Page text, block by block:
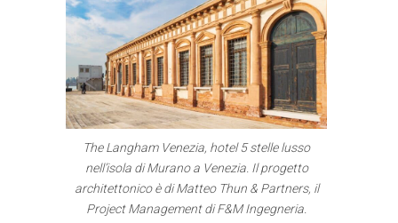
The Langham Venezia, hotel 5 stelle lusso
nell’isola di Murano a Venezia. Il progetto
architettonico è di Matteo Thun & Partners, il
Project Management di F&M Ingegneria.